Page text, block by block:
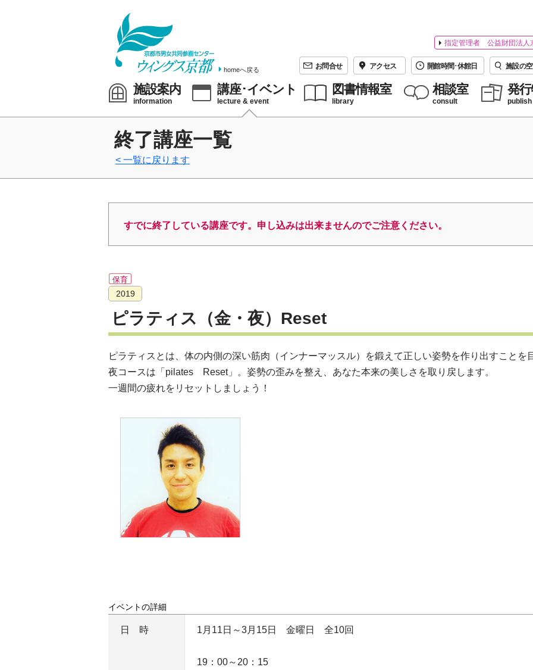
homeへ戻る
指定管理者 公益財団法人
お問合せ アクセス 開館時間･休館日 施設の
施設案内
information
講座･イベント
lecture & event
図書情報室
library
相談室
consult
発
publish
終了講座一覧
一覧に戻ります
すでに終了している講座です。申し込みは出来ませんのでご注意ください。
保育
2019
ピラティス（金・夜）Reset
ピラティスとは、体の内側の深い筋肉（インナーマッスル）を鍛えて正しい姿勢を作り出すことを
夜コースは「pilates Reset」。姿勢の歪みを整え、あなた本来の美しさを取り戻します。
一週間の疲れをリセットしましょう！
イベントの詳細
日時 1月11日～3月15日 金曜日 全10回
19：00～20：15